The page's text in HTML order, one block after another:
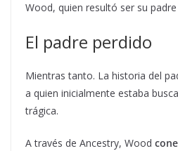
Wood, quien resultó ser su
El padre perdido
Mientras tanto. La historia del
a quien inicialmente estaba
trágica.
A través de Ancestry, Wood